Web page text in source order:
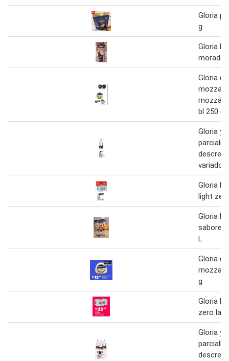
Gloria
g
Gloria
morada
Gloria
bl 250 g
Gloria
variados
Gloria
light
Gloria
sabores
L
Gloria
g
Gloria
zero
Gloria